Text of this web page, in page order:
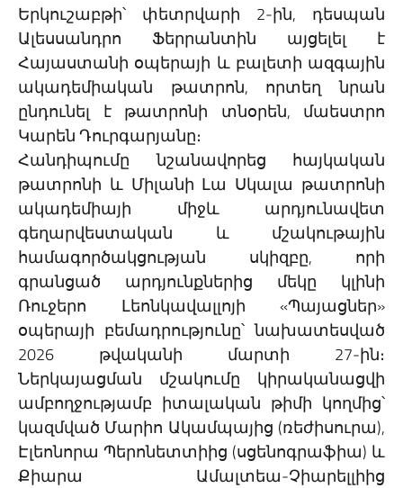
Երկուշաբթի՝ փետրվարի 2-ին, դեսպան
Ալեսսանդրո Ֆերրանտին այցելել է
Հայաստանի օպերայի և բալետի ազգային
ակադեմիական թատրոն, որտեղ նրան
ընդունել է թատրոնի տնօրեն, մաեստրո
Կարեն Դուրգարյանը։
Հանդիպումը նշանավորեց հայկական
թատրոնի և Միլանի Լա Սկալա թատրոնի
ակադեմիայի միջև արդյունավետ
գեղարվեստական և մշակութային
համագործակցության սկիզբը, որի
գրանցած արդյունքներից մեկը կլինի
Ռուջերո Լեոնկավալլոյի «Պայացներ»
օպերայի բեմադրությունը՝ նախատեսված
2026 թվականի մարտի 27-ին։
Ներկայացման մշակումը կիրականացվի
ամբողջությամբ իտալական թիմի կողմից՝
կազմված Մարիո Ակամպայից (ռեժիսուրա),
Էլեոնորա Պերոնետտիից (սցենոգրաֆիա) և
Քիարա Ամալտեա-Չիարելլիից